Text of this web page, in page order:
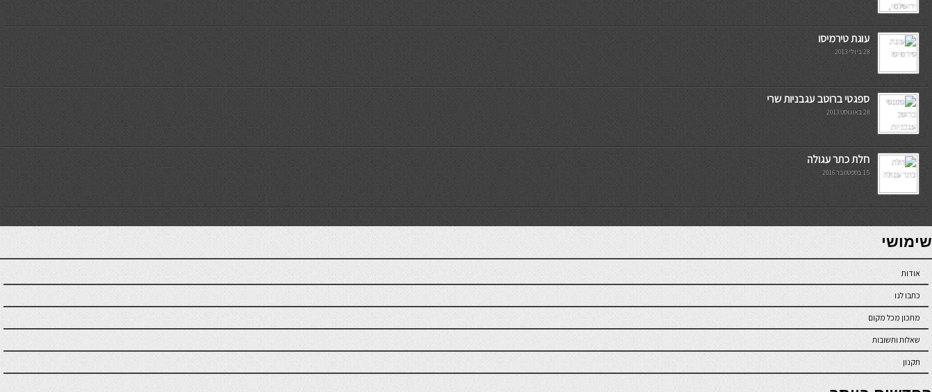
עוגת טירמיסו
28 ביולי 2013
ספגטי ברוטב עגבניות שרי
28 באוגוסט 2013
חלת כתר עגולה
15 בספטמבר 2016
7slots
seriöse online casinos österreich
שימושי
אודות
כתבו לנו
מתכון מכל מקום
שאלות ותשובות
תקנון
online casino